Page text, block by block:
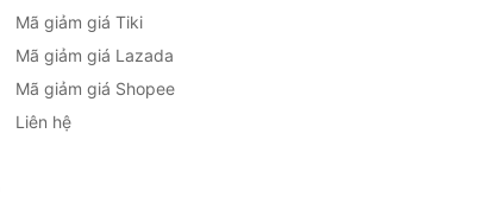
Mã giảm giá Tiki
Mã giảm giá Lazada
Mã giảm giá Shopee
Liên hệ